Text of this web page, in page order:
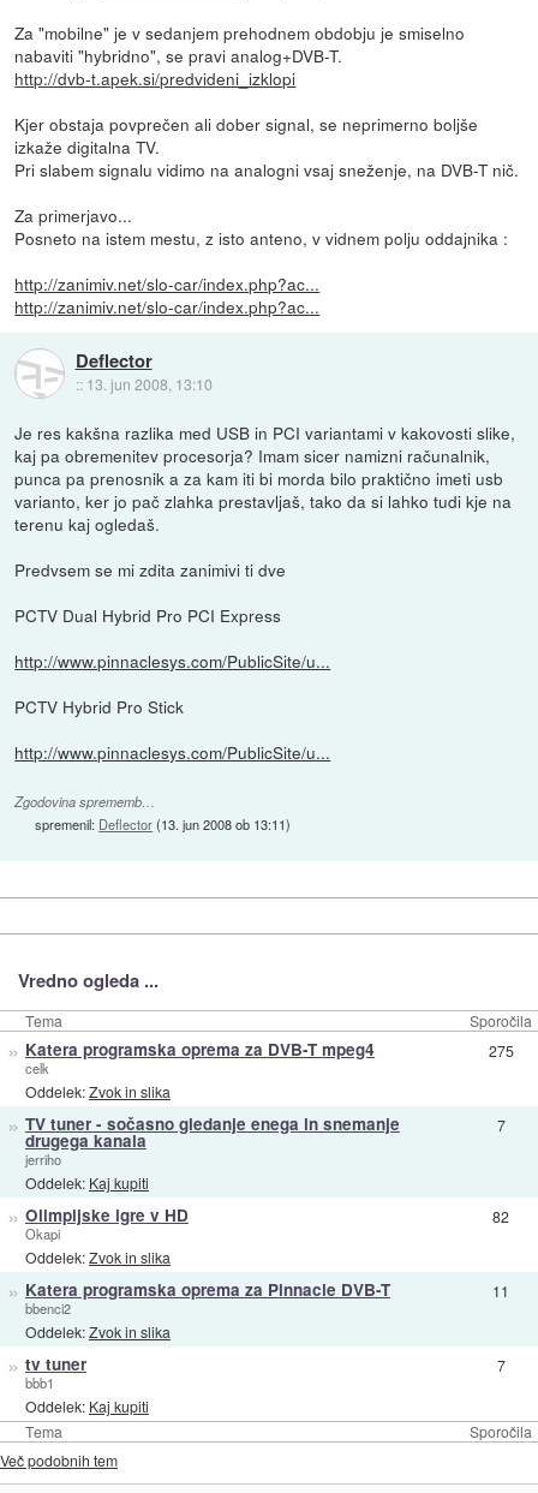
Za "mobilne" je v sedanjem prehodnem obdobju je smiselno
nabaviti "hybridno", se pravi analog+DVB-T.
http://dvb-t.apek.si/predvideni_izklopi
Kjer obstaja povprečen ali dober signal, se neprimerno boljše
izkaže digitalna TV.
Pri slabem signalu vidimo na analogni vsaj sneženje, na DVB-T nič.
Za primerjavo...
Posneto na istem mestu, z isto anteno, v vidnem polju oddajnika :
http://zanimiv.net/slo-car/index.php?ac...
http://zanimiv.net/slo-car/index.php?ac...
Deflector
:: 13. jun 2008, 13:10
Je res kakšna razlika med USB in PCI variantami v kakovosti slike,
kaj pa obremenitev procesorja? Imam sicer namizni računalnik,
punca pa prenosnik a za kam iti bi morda bilo praktično imeti usb
varianto, ker jo pač zlahka prestavljaš, tako da si lahko tudi kje na
terenu kaj ogledaš.
Predvsem se mi zdita zanimivi ti dve
PCTV Dual Hybrid Pro PCI Express
http://www.pinnaclesys.com/PublicSite/u...
PCTV Hybrid Pro Stick
http://www.pinnaclesys.com/PublicSite/u...
Zgodovina sprememb…
spremenil: Deflector(13. jun 2008 ob 13:11)
Vredno ogleda ...
Tema Sporočila
Tema Sporočila
» Katera programska oprema za DVB-T mpeg4
celk
Oddelek:Zvok in slika
275
» TV tuner - sočasno gledanje enega in snemanje
drugega kanala
jerriho
Oddelek: Kaj kupiti
7
» Olimpijske igre v HD
Okapi
Oddelek:Zvok in slika
82
» Katera programska oprema za Pinnacle DVB-T
bbenci2
Oddelek:Zvok in slika
11
» tv tuner
bbb1
Oddelek: Kaj kupiti
7
Več podobnih tem